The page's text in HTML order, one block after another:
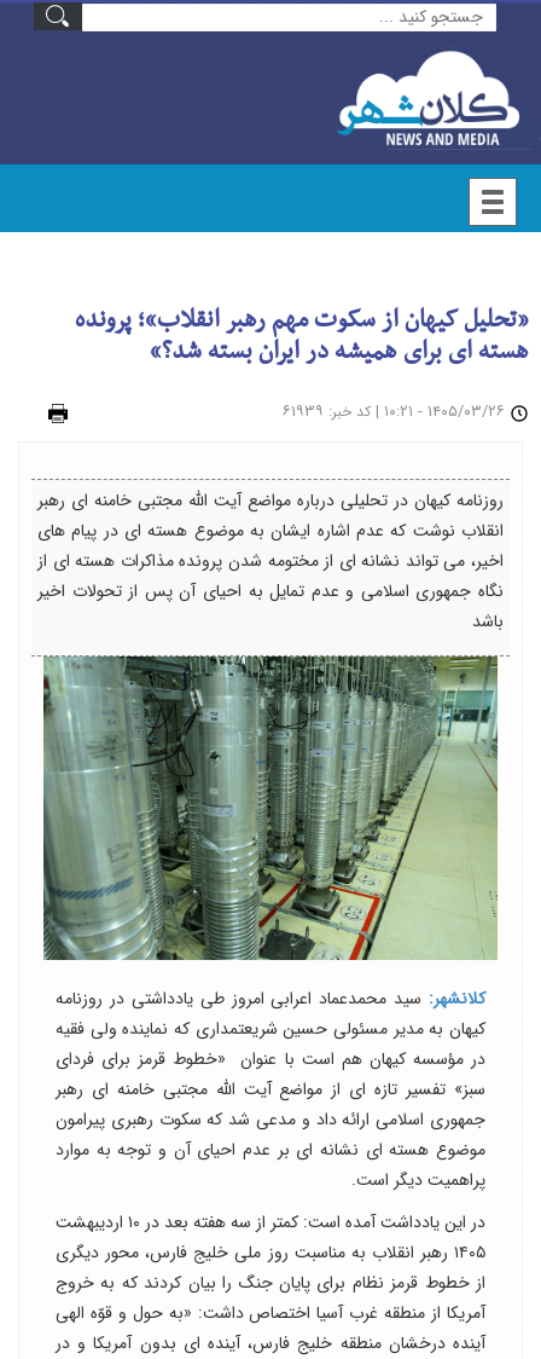
«تحلیل کیهان از سکوت مهم رهبر انقلاب»؛ پرونده
هسته ای برای همیشه در ایران بسته شد؟»
| کد خبر: ۶۱۹۳۹
روزنامه کیهان در تحلیلی درباره مواضع آیت الله مجتبی خامنه ای رهبر
انقلاب نوشت که عدم اشاره ایشان به موضوع هسته ای در پیام های
اخیر، می تواند نشانه ای از مختومه شدن پرونده مذاکرات هسته ای از
نگاه جمهوری اسلامی و عدم تمایل به احیای آن پس از تحولات اخیر
باشد
کلانشهر: سید محمدعماد اعرابی امروز طی یادداشتی در روزنامه
کیهان به مدیر مسئولی حسین شریعتمداری که نماینده ولی فقیه
در مؤسسه کیهان هم است با عنوان «خطوط قرمز برای فردای
سبز» تفسیر تازه ای از مواضع آیت الله مجتبی خامنه ای رهبر
جمهوری اسلامی ارائه داد و مدعی شد که سکوت رهبری پیرامون
موضوع هسته ای نشانه ای بر عدم احیای آن و توجه به موارد
پراهمیت دیگر است.
در این یادداشت آمده است: کمتر از سه هفته بعد در ۱۰ اردیبهشت
۱۴۰۵ رهبر انقلاب به مناسبت روز ملی خلیج فارس، محور دیگری
از خطوط قرمز نظام برای پایان جنگ را بیان کردند که به خروج
آمریکا از منطقه غرب آسیا اختصاص داشت: «به حول و قوّه الهی
آینده درخشان منطقه خلیج فارس، آینده ای بدون آمریکا و در